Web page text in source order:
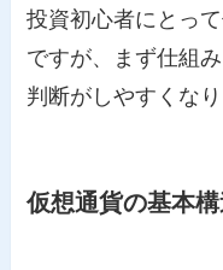
投資初心者にとっ
ですが、まず仕組
判断がしやすくなり
仮想通貨の基本